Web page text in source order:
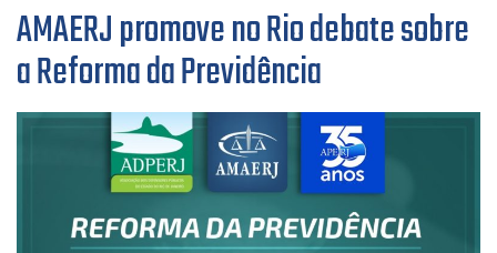
AMAERJ promove no Rio debate sobre
a Reforma da Previdência